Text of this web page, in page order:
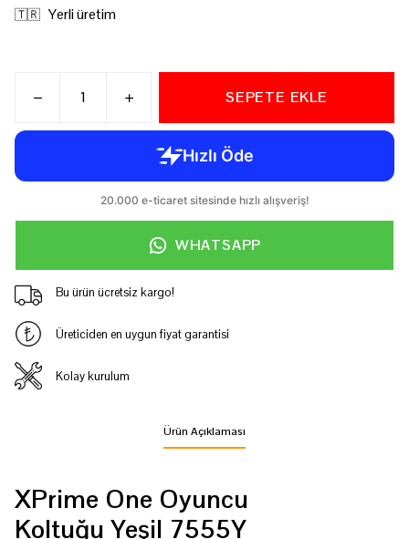
🇹🇷 Yerli üretim
SEPETE EKLE
WHATSAPP
Bu ürün ücretsiz kargo!
Üreticiden en uygun fiyat garantisi
Kolay kurulum
Ürün Açıklaması
XPrime One Oyuncu
Koltuğu Yeşil 7555Y